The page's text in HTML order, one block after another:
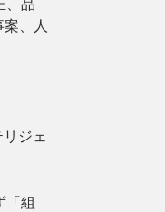
、品
、人
ジェ
「組